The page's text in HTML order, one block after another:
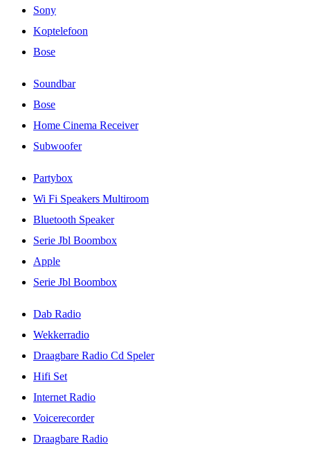
Sony
Koptelefoon
Bose
Soundbar
Bose
Home Cinema Receiver
Subwoofer
Partybox
Wi Fi Speakers Multiroom
Bluetooth Speaker
Serie Jbl Boombox
Apple
Serie Jbl Boombox
Dab Radio
Wekkerradio
Draagbare Radio Cd Speler
Hifi Set
Internet Radio
Voicerecorder
Draagbare Radio